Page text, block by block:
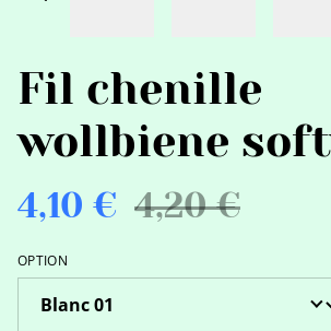
Fil chenille
wollbiene
4,10 € 4,20 €
OPTION